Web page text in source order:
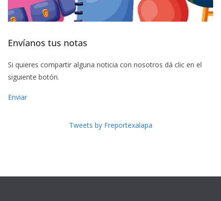
Envíanos tus notas
Si quieres compartir alguna noticia con nosotros dá clic en el
siguiente botón.
Enviar
Tweets by Freportexalapa